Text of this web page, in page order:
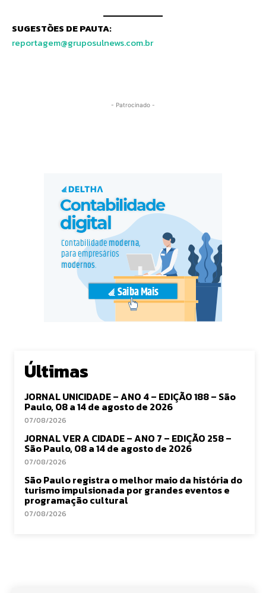
SUGESTÕES DE PAUTA:
reportagem@gruposulnews.com.br
- Patrocinado -
Últimas
JORNAL UNICIDADE – ANO 4 – EDIÇÃO 188 – São
Paulo, 08 a 14 de agosto de 2026
07/08/2026
JORNAL VER A CIDADE – ANO 7 – EDIÇÃO 258 –
São Paulo, 08 a 14 de agosto de 2026
07/08/2026
São Paulo registra o melhor maio da história do
turismo impulsionada por grandes eventos e
programação cultural
07/08/2026